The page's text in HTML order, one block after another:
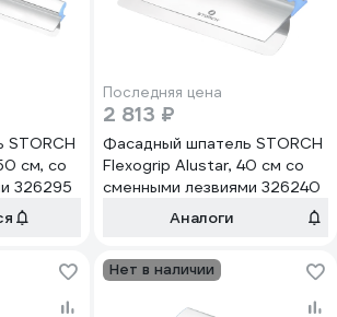
см, со
326295
Последняя цена
2 813 ₽
Фасадный шпатель STORCH
Flexogrip Alustar, 40 см со
сменными лезвиями 326240
Аналоги
Нет в наличии